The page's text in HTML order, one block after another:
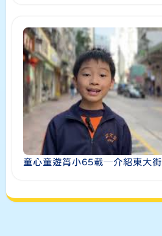
童心童遊筲小65載─介紹東大街